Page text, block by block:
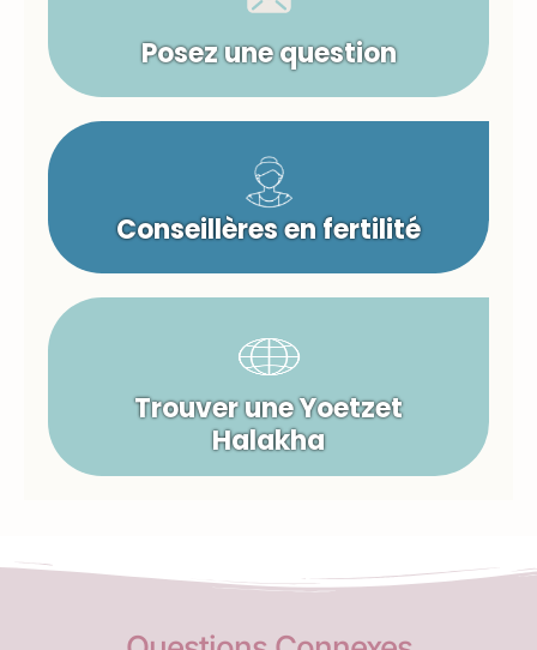
Posez une question
Conseillères en fertilité
Trouver une Yoetzet
Halakha